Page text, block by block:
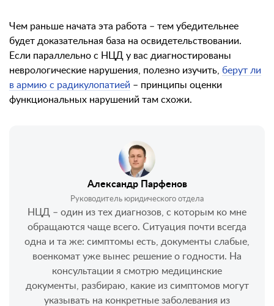
Чем раньше начата эта работа – тем убедительнее
будет доказательная база на освидетельствовании.
Если параллельно с НЦД у вас диагностированы
неврологические нарушения, полезно изучить, берут ли
в армию с радикулопатией – принципы оценки
функциональных нарушений там схожи.
Александр Парфенов
Руководитель юридического отдела
НЦД – один из тех диагнозов, с которым ко мне
обращаются чаще всего. Ситуация почти всегда
одна и та же: симптомы есть, документы слабые,
военкомат уже вынес решение о годности. На
консультации я смотрю медицинские
документы, разбираю, какие из симптомов могут
указывать на конкретные заболевания из